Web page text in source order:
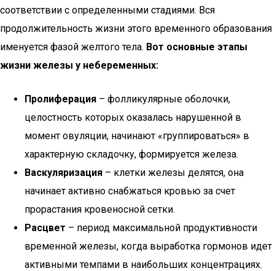
соответствии с определенными стадиями. Вся
продолжительность жизни этого временного образования
именуется фазой желтого тела. Вот основные этапы
жизни железы у небеременных:
Пролиферация – фолликулярные оболочки,
целостность которых оказалась нарушенной в
момент овуляции, начинают «группироваться» в
характерную складочку, формируется железа.
Васкуляризация – клетки железы делятся, она
начинает активно снабжаться кровью за счет
прорастания кровеносной сетки.
Расцвет – период максимальной продуктивности
временной железы, когда выработка гормонов идет
активными темпами в наибольших концентрациях.